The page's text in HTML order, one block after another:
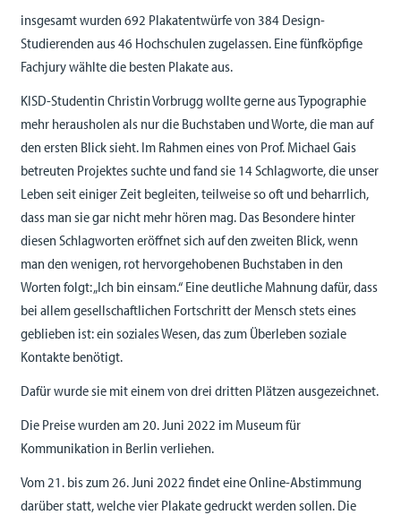
insgesamt wurden 692 Plakatentwürfe von 384 Design-
Studierenden aus 46 Hochschulen zugelassen. Eine fünfköpfige
Fachjury wählte die besten Plakate aus.
KISD-Studentin Christin Vorbrugg wollte gerne aus Typographie
mehr herausholen als nur die Buchstaben und Worte, die man auf
den ersten Blick sieht. Im Rahmen eines von Prof. Michael Gais
betreuten Projektes suchte und fand sie 14 Schlagworte, die unser
Leben seit einiger Zeit begleiten, teilweise so oft und beharrlich,
dass man sie gar nicht mehr hören mag. Das Besondere hinter
diesen Schlagworten eröffnet sich auf den zweiten Blick, wenn
man den wenigen, rot hervorgehobenen Buchstaben in den
Worten folgt: „Ich bin einsam.“ Eine deutliche Mahnung dafür, dass
bei allem gesellschaftlichen Fortschritt der Mensch stets eines
geblieben ist: ein soziales Wesen, das zum Überleben soziale
Kontakte benötigt.
Dafür wurde sie mit einem von drei dritten Plätzen ausgezeichnet.
Die Preise wurden am 20. Juni 2022 im Museum für
Kommunikation in Berlin verliehen.
Vom 21. bis zum 26. Juni 2022 findet eine Online-Abstimmung
darüber statt, welche vier Plakate gedruckt werden sollen. Die